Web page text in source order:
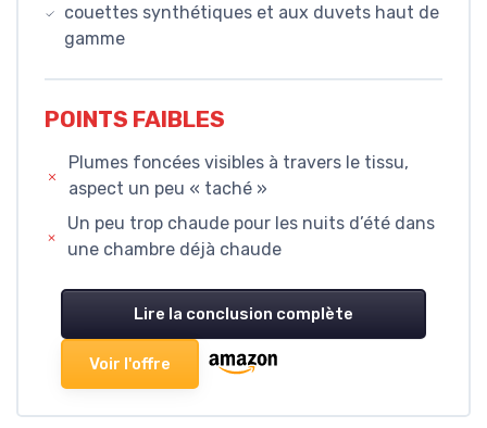
couettes synthétiques et aux duvets haut de
gamme
POINTS FAIBLES
Plumes foncées visibles à travers le tissu,
aspect un peu « taché »
Un peu trop chaude pour les nuits d’été dans
une chambre déjà chaude
Lire la conclusion complète
Voir l'offre